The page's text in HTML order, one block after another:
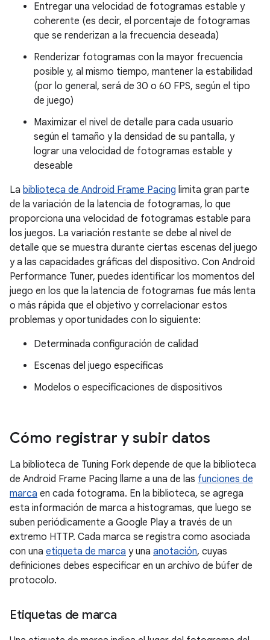
Entregar una velocidad de fotogramas estable y
coherente (es decir, el porcentaje de fotogramas
que se renderizan a la frecuencia deseada)
Renderizar fotogramas con la mayor frecuencia
posible y, al mismo tiempo, mantener la estabilidad
(por lo general, será de 30 o 60 FPS, según el tipo
de juego)
Maximizar el nivel de detalle para cada usuario
según el tamaño y la densidad de su pantalla, y
lograr una velocidad de fotogramas estable y
deseable
La biblioteca de Android Frame Pacing limita gran parte
de la variación de la latencia de fotogramas, lo que
proporciona una velocidad de fotogramas estable para
los juegos. La variación restante se debe al nivel de
detalle que se muestra durante ciertas escenas del juego
y a las capacidades gráficas del dispositivo. Con Android
Performance Tuner, puedes identificar los momentos del
juego en los que la latencia de fotogramas fue más lenta
o más rápida que el objetivo y correlacionar estos
problemas y oportunidades con lo siguiente:
Determinada configuración de calidad
Escenas del juego específicas
Modelos o especificaciones de dispositivos
Cómo registrar y subir datos
La biblioteca de Tuning Fork depende de que la biblioteca
de Android Frame Pacing llame a una de las funciones de
marca en cada fotograma. En la biblioteca, se agrega
esta información de marca a histogramas, que luego se
suben periódicamente a Google Play a través de un
extremo HTTP. Cada marca se registra como asociada
con una etiqueta de marca y una anotación, cuyas
definiciones debes especificar en un archivo de búfer de
protocolo.
Etiquetas de marca